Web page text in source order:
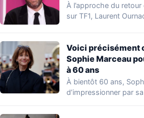
À l’approche du
sur TF1, Laurent
Voici précisément
Sophie Marceau
à 60 ans
À bientôt 60 ans,
d’impressionner par